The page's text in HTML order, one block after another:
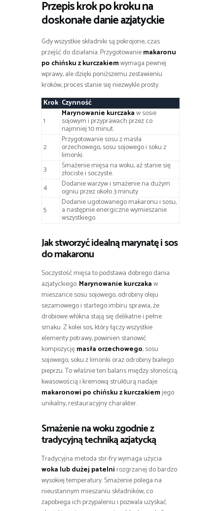
Przepis krok po kroku na
doskonałe danie azjatyckie
Gdy wszystkie składniki są pokrojone, czas
przejść do działania. Przygotowaniemakaronu
po chińsku z kurczakiemwymaga pewnej
wprawy, ale dzięki poniższemu zestawieniu
kroków, proces stanie się niezwykle prosty.
Krok Czynność
1
Marynowanie kurczakaw sosie
sojowym i przyprawach przez co
najmniej 10 minut.
2
Przygotowanie sosu z masła
orzechowego, sosu sojowego i soku z
limonki.
3
Smażenie mięsa na woku, aż stanie się
złociste i soczyste.
4
Dodanie warzyw i smażenie na dużym
ogniu przez około 3 minuty.
5
Dodanie ugotowanego makaronu i sosu,
a następnie energiczne wymieszanie
wszystkiego.
Jak stworzyć idealną marynatę i sos
do makaronu
Soczystość mięsa to podstawa dobrego dania
azjatyckiego.Marynowanie kurczakaw
mieszance sosu sojowego, odrobiny oleju
sezamowego i startego imbiru sprawia, że
drobiowe włókna stają się delikatne i pełne
smaku. Z kolei sos, który łączy wszystkie
elementy potrawy, powinien stanowić
kompozycjęmasła orzechowego, sosu
sojowego, soku z limonki oraz odrobiny białego
pieprzu. To właśnie ten balans między słonością,
kwasowością i kremową strukturą nadaje
makaronowi po chińsku z kurczakiemjego
unikalny, restauracyjny charakter.
Smażenie na woku zgodnie z
tradycyjną techniką azjatycką
Tradycyjna metoda stir-fry wymaga użycia
woka lub dużej patelni rozgrzanej do bardzo
wysokiej temperatury. Smażenie polega na
nieustannym mieszaniu składników, co
zapobiega ich przypaleniu i pozwala uzyskać